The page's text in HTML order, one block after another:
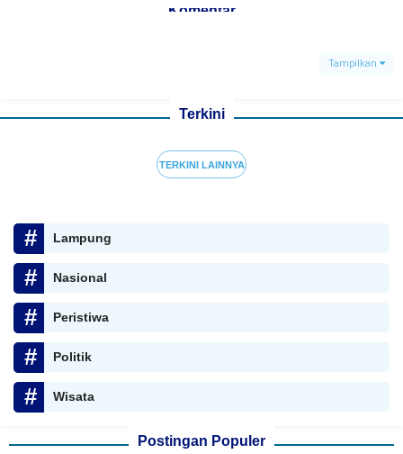
Komentar
Tampilkan
Terkini
TERKINI LAINNYA
Lampung
Nasional
Peristiwa
Politik
Wisata
Postingan Populer